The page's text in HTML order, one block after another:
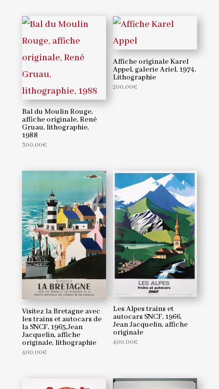
Bal du Moulin Rouge,
affiche originale, René
Gruau, lithographie,
1988
300,00€
Affiche originale Karel
Appel, galerie Ariel, 1974.
Lithographie
200,00€
Visitez la Bretagne avec
les trains et autocars de
la SNCF, 1965,Jean
Jacquelin, affiche
originale, lithographie
400,00€
Les Alpes trains et
autocars SNCF, 1966,
Jean Jacquelin, affiche
originale
400,00€